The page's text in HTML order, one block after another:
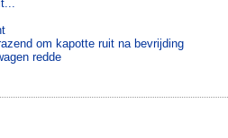
om kapotte ruit na bevrijding
redde